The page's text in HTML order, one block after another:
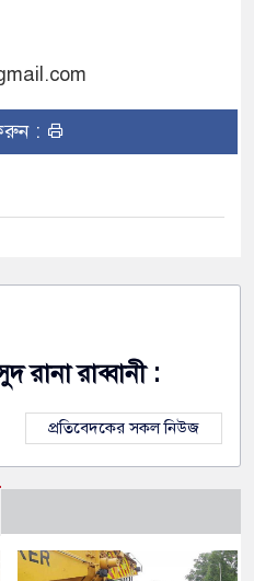
জেলে
:
রানা রাব্বানী :
প্রতিবেদকের সকল নিউজ